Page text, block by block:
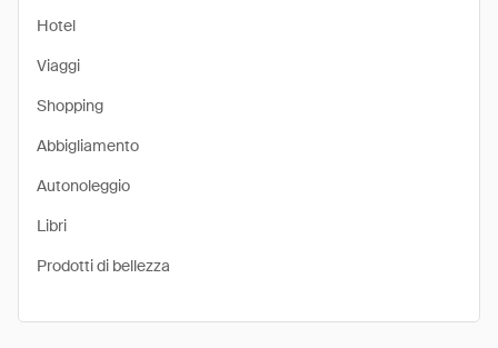
Hotel
Viaggi
Shopping
Abbigliamento
Autonoleggio
Libri
Prodotti di bellezza